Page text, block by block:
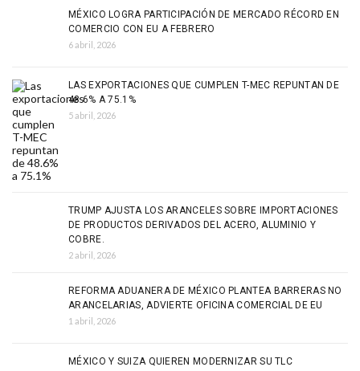
MÉXICO LOGRA PARTICIPACIÓN DE MERCADO RÉCORD EN
COMERCIO CON EU A FEBRERO
6 abril, 2026
LAS EXPORTACIONES QUE CUMPLEN T-MEC REPUNTAN DE
48.6% A 75.1%
5 abril, 2026
TRUMP AJUSTA LOS ARANCELES SOBRE IMPORTACIONES
DE PRODUCTOS DERIVADOS DEL ACERO, ALUMINIO Y
COBRE.
2 abril, 2026
REFORMA ADUANERA DE MÉXICO PLANTEA BARRERAS NO
ARANCELARIAS, ADVIERTE OFICINA COMERCIAL DE EU
1 abril, 2026
MÉXICO Y SUIZA QUIEREN MODERNIZAR SU TLC